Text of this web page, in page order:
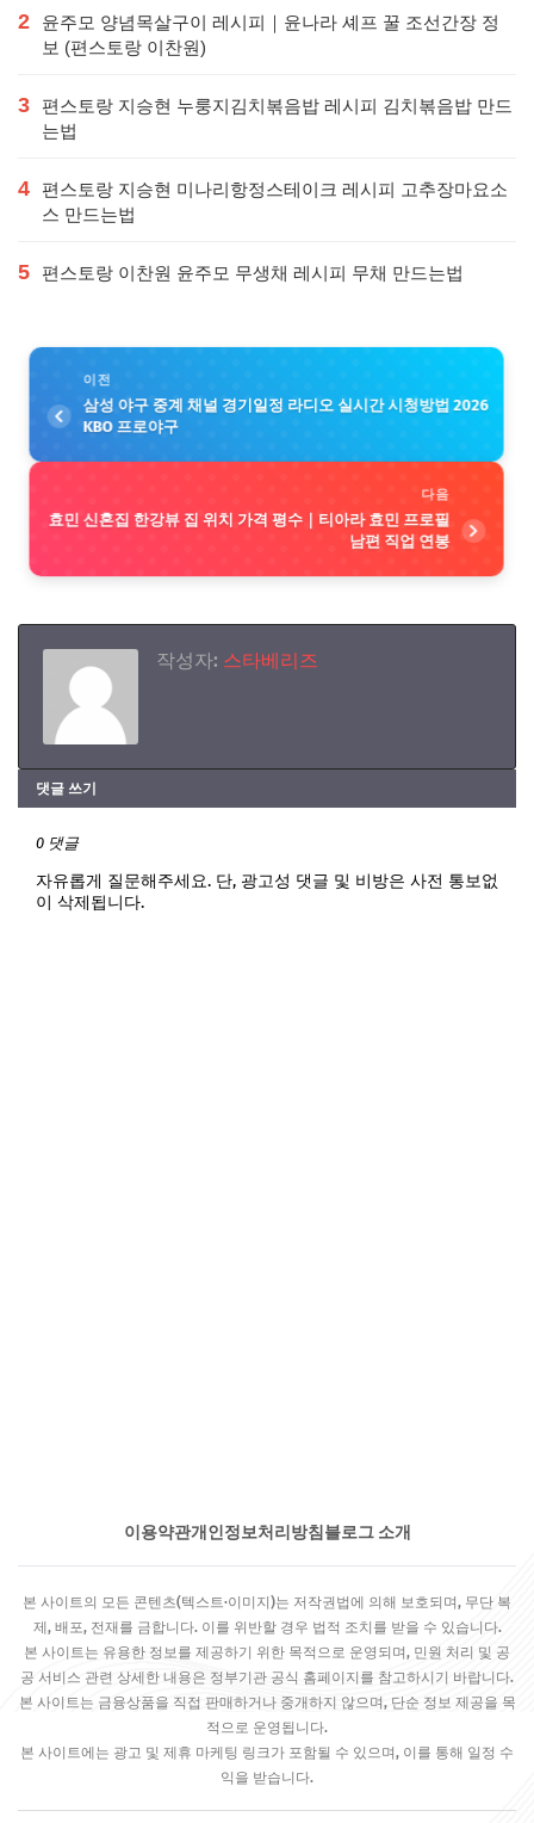
2
윤주모 양념목살구이 레시피｜윤나라 셰프 꿀 조선간장 정
보 (편스토랑 이찬원)
3
편스토랑 지승현 누룽지김치볶음밥 레시피 김치볶음밥 만드
는법
4
편스토랑 지승현 미나리항정스테이크 레시피 고추장마요소
스 만드는법
5 편스토랑 이찬원 윤주모 무생채 레시피 무채 만드는법
이전
삼성 야구 중계 채널 경기일정 라디오 실시간 시청방법 2026
KBO 프로야구
다음
효민 신혼집 한강뷰 집 위치 가격 평수｜티아라 효민 프로필
남편 직업 연봉
작성자: 스타베리즈
댓글 쓰기
0 댓글
자유롭게 질문해주세요. 단, 광고성 댓글 및 비방은 사전 통보없
이 삭제됩니다.
이용약관개인정보처리방침 블로그 소개
본 사이트의 모든 콘텐츠(텍스트·이미지)는 저작권법에 의해 보호되며, 무단 복
제, 배포, 전재를 금합니다. 이를 위반할 경우 법적 조치를 받을 수 있습니다.
본 사이트는 유용한 정보를 제공하기 위한 목적으로 운영되며, 민원 처리 및 공
공 서비스 관련 상세한 내용은 정부기관 공식 홈페이지를 참고하시기 바랍니다.
본 사이트는 금융상품을 직접 판매하거나 중개하지 않으며, 단순 정보 제공을 목
적으로 운영됩니다.
본 사이트에는 광고 및 제휴 마케팅 링크가 포함될 수 있으며, 이를 통해 일정 수
익을 받습니다.